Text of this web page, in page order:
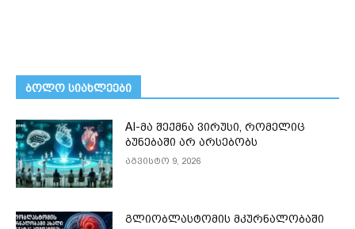
ᲑᲝᲚᲝ ᲡᲘᲐᲮᲚᲔᲔᲑᲘ
AI-მა შექმნა ვირუსი, რომელიც
ბუნებაში არ არსებობს
აგვისტო 9, 2026
გლიობლასტომის მკურნალობაში